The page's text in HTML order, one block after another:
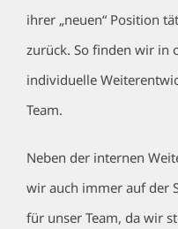
ihrer „neuen“ Position
zurück. So finden wir in
individuelle
Team.
Neben der internen
wir auch immer auf der
für unser Team, da wir